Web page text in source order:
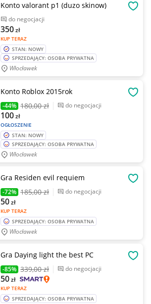
Konto valorant p1 (duzo skinow)
do negocjacji
KUP TERAZ
350zł
STAN: NOWY
SPRZEDAJĄCY: OSOBA PRYWATNA
Włocławek
Konto Roblox 2015rok
-44% 180,00 zł do negocjacji
OGŁOSZENIE
100zł
STAN: NOWY
SPRZEDAJĄCY: OSOBA PRYWATNA
Włocławek
Gra Residen evil requiem
-72% 185,00 zł do negocjacji
KUP TERAZ
50zł
SPRZEDAJĄCY: OSOBA PRYWATNA
Włocławek
Gra Daying light the best PC
-85% 339,00 zł do negocjacji
KUP TERAZ
50zł
SPRZEDAJĄCY: OSOBA PRYWATNA